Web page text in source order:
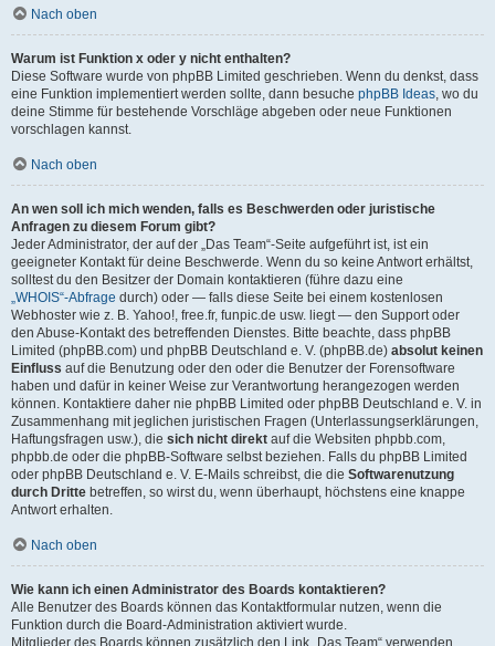
Nach oben
Warum ist Funktion x oder y nicht enthalten?
Diese Software wurde von phpBB Limited geschrieben. Wenn du denkst, dass
eine Funktion implementiert werden sollte, dann besuche phpBB Ideas, wo du
deine Stimme für bestehende Vorschläge abgeben oder neue Funktionen
vorschlagen kannst.
Nach oben
An wen soll ich mich wenden, falls es Beschwerden oder juristische
Anfragen zu diesem Forum gibt?
Jeder Administrator, der auf der „Das Team“-Seite aufgeführt ist, ist ein
geeigneter Kontakt für deine Beschwerde. Wenn du so keine Antwort erhältst,
solltest du den Besitzer der Domain kontaktieren (führe dazu eine
„WHOIS“-Abfrage durch) oder — falls diese Seite bei einem kostenlosen
Webhoster wie z. B. Yahoo!, free.fr, funpic.de usw. liegt — den Support oder
den Abuse-Kontakt des betreffenden Dienstes. Bitte beachte, dass phpBB
Limited (phpBB.com) und phpBB Deutschland e. V. (phpBB.de) absolut keinen
Einfluss auf die Benutzung oder den oder die Benutzer der Forensoftware
haben und dafür in keiner Weise zur Verantwortung herangezogen werden
können. Kontaktiere daher nie phpBB Limited oder phpBB Deutschland e. V. in
Zusammenhang mit jeglichen juristischen Fragen (Unterlassungserklärungen,
Haftungsfragen usw.), die sich nicht direkt auf die Websiten phpbb.com,
phpbb.de oder die phpBB-Software selbst beziehen. Falls du phpBB Limited
oder phpBB Deutschland e. V. E-Mails schreibst, die die Softwarenutzung
durch Dritte betreffen, so wirst du, wenn überhaupt, höchstens eine knappe
Antwort erhalten.
Nach oben
Wie kann ich einen Administrator des Boards kontaktieren?
Alle Benutzer des Boards können das Kontaktformular nutzen, wenn die
Funktion durch die Board-Administration aktiviert wurde.
Mitglieder des Boards können zusätzlich den Link „Das Team“ verwenden.